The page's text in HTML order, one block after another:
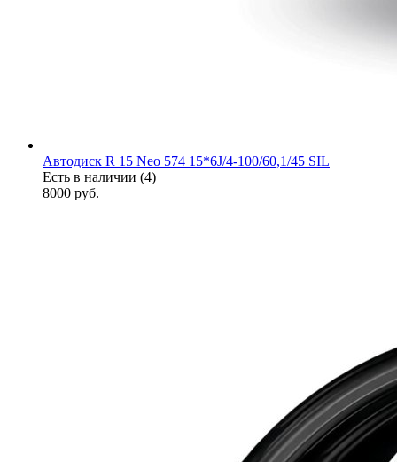
Автодиск R 15 Neo 574 15*6J/4-100/60,1/45 SIL
Есть в наличии (4)
8000 руб.